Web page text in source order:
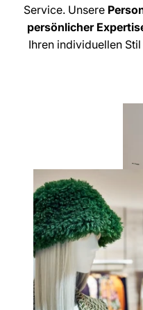
Service. Unsere
persönlicher
Ihren individuellen